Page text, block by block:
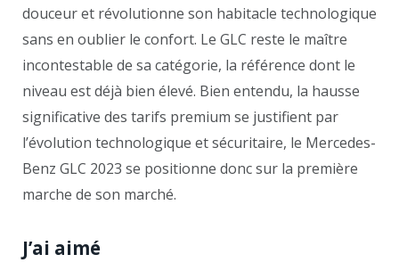
douceur et révolutionne son habitacle technologique
sans en oublier le confort. Le GLC reste le maître
incontestable de sa catégorie, la référence dont le
niveau est déjà bien élevé. Bien entendu, la hausse
significative des tarifs premium se justifient par
l’évolution technologique et sécuritaire, le Mercedes-
Benz GLC 2023 se positionne donc sur la première
marche de son marché.
J’ai aimé